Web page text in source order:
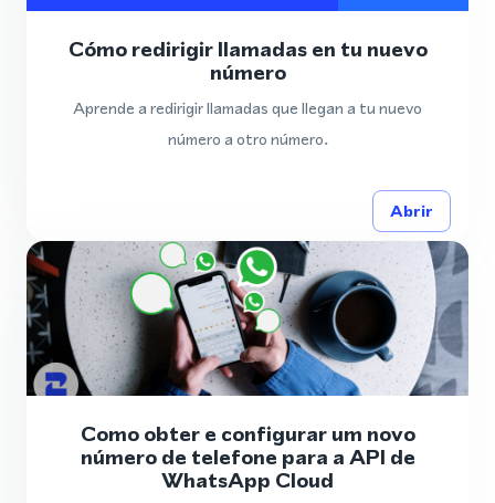
Cómo redirigir llamadas en tu nuevo
número
Aprende a redirigir llamadas que llegan a tu nuevo
número a otro número.
Abrir
Como obter e configurar um novo
número de telefone para a API de
WhatsApp Cloud